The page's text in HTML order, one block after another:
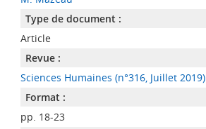
Type de document :
Article
Revue :
Sciences Humaines (n°316, Juillet 2019)
Format :
pp. 18-23